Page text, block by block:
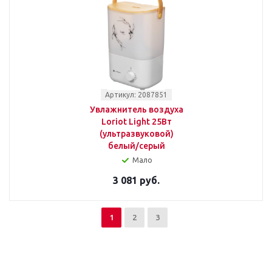
Артикул: 2087851
Увлажнитель воздуха
Loriot Light 25Вт
(ультразвуковой)
белый/серый
Мало
3 081 руб.
1 2 3